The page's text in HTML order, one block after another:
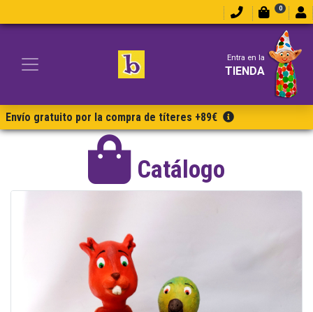
0
Entra en la
TIENDA
Envío gratuito por la compra de títeres +89€
Catálogo